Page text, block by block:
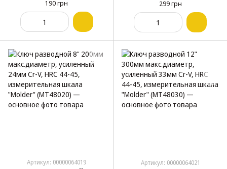
рукоятка
190 грн
(MT48120)
299 грн
Артикул: 00000064019 Артикул: 00000064021